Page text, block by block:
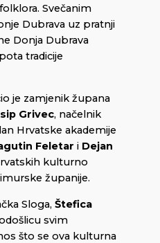
Svečanim
Dubrava uz pratnji
Donja Dubrava
tradicije
je zamjenik župana
Grivec, načelnik
Hrvatske akademije
Feletar i Dejan
kulturno
županije.
Sloga, Štefica
svim
što se ova kulturna